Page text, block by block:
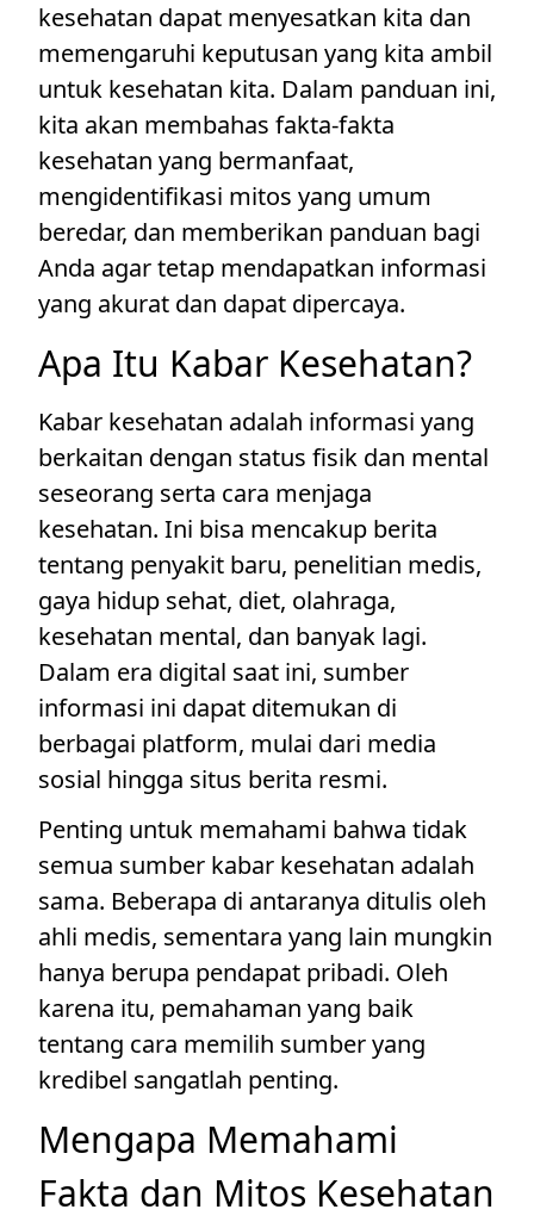
kesehatan dapat menyesatkan kita dan
memengaruhi keputusan yang kita ambil
untuk kesehatan kita. Dalam panduan ini,
kita akan membahas fakta-fakta
kesehatan yang bermanfaat,
mengidentifikasi mitos yang umum
beredar, dan memberikan panduan bagi
Anda agar tetap mendapatkan informasi
yang akurat dan dapat dipercaya.
Apa Itu Kabar Kesehatan?
Kabar kesehatan adalah informasi yang
berkaitan dengan status fisik dan mental
seseorang serta cara menjaga
kesehatan. Ini bisa mencakup berita
tentang penyakit baru, penelitian medis,
gaya hidup sehat, diet, olahraga,
kesehatan mental, dan banyak lagi.
Dalam era digital saat ini, sumber
informasi ini dapat ditemukan di
berbagai platform, mulai dari media
sosial hingga situs berita resmi.
Penting untuk memahami bahwa tidak
semua sumber kabar kesehatan adalah
sama. Beberapa di antaranya ditulis oleh
ahli medis, sementara yang lain mungkin
hanya berupa pendapat pribadi. Oleh
karena itu, pemahaman yang baik
tentang cara memilih sumber yang
kredibel sangatlah penting.
Mengapa Memahami
Fakta dan Mitos Kesehatan